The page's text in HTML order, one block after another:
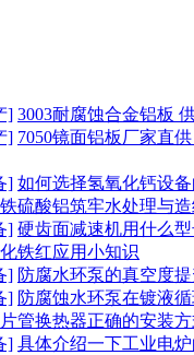
] 3003耐腐蚀合金铝板
] 7050镜面铝板厂家直
] 如何选择氢氧化钙设
硫酸铝筑牢水处理与
] 硬齿面减速机用什么
铁红应用小知识
] 防腐水环泵的真空度
] 防腐蚀水环泵在镀液
管换热器正确的安装
] 具体介绍一下工业电